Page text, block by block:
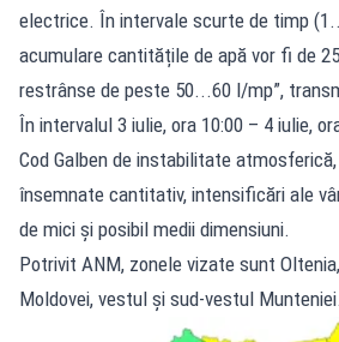
electrice. În intervale scurte de timp
acumulare cantitățile de apă vor fi de
restrânse de peste 50...60 l/mp”,
În intervalul 3 iulie, ora 10:00 – 4 iulie,
Cod Galben de instabilitate
însemnate cantitativ, intensificări ale
de mici și posibil medii dimensiuni.
Potrivit ANM, zonele vizate sunt
Moldovei, vestul și sud-vestul Munteniei.